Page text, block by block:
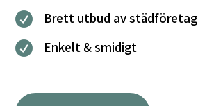
 Brett utbud av städföretag
 Enkelt & smidigt